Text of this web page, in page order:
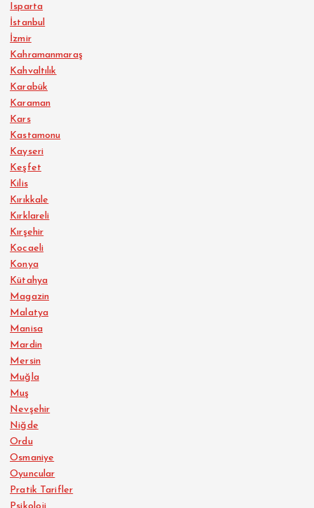
Isparta
İstanbul
İzmir
Kahramanmaraş
Kahvaltılık
Karabük
Karaman
Kars
Kastamonu
Kayseri
Keşfet
Kilis
Kırıkkale
Kırklareli
Kırşehir
Kocaeli
Konya
Kütahya
Magazin
Malatya
Manisa
Mardin
Mersin
Muğla
Muş
Nevşehir
Niğde
Ordu
Osmaniye
Oyuncular
Pratik Tarifler